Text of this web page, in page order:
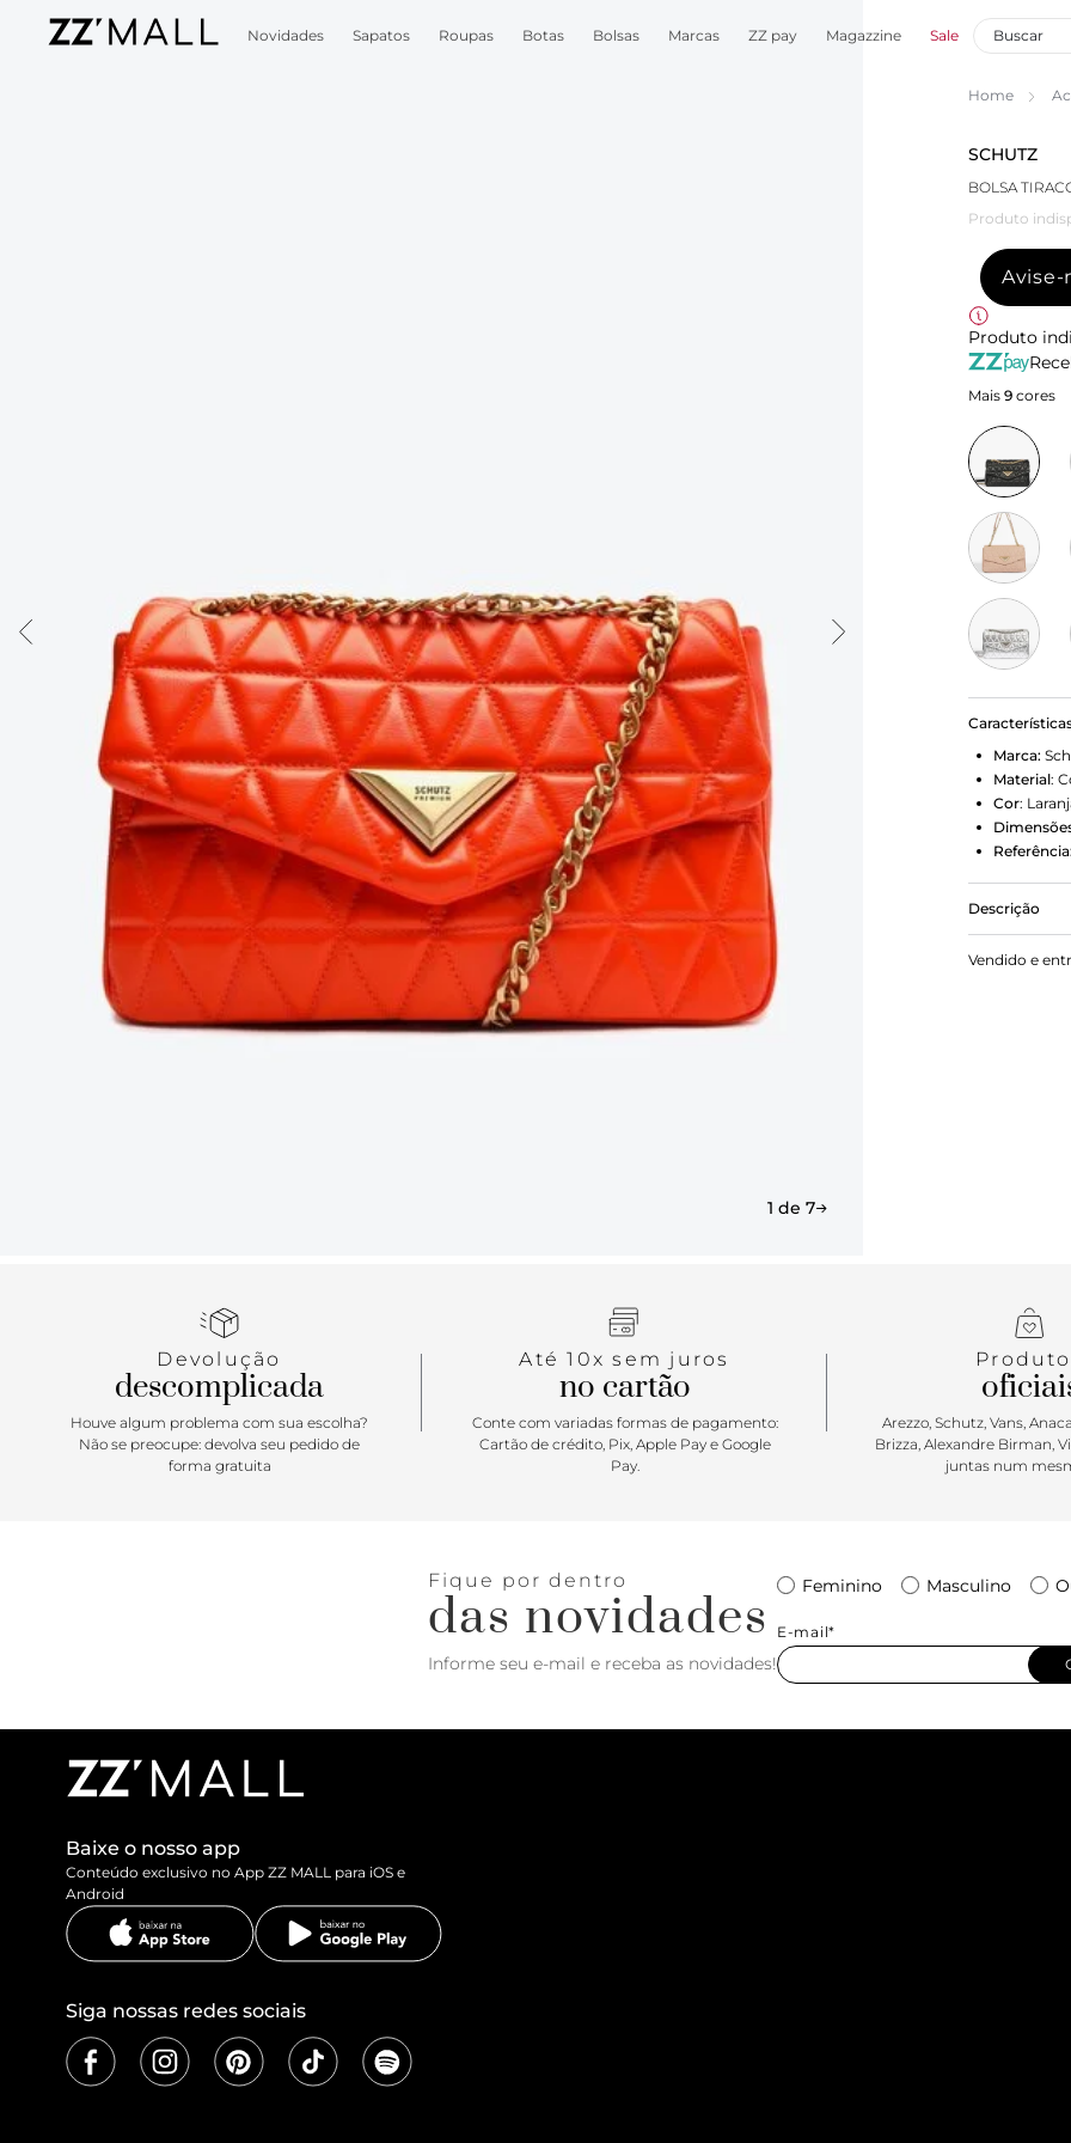
Novidades Sapatos Roupas Botas Bolsas Marcas ZZ pay Magazzine Sale
1 de 7
Home
SCHUTZ
Produto
Avise-
Produto
Mais 9 cores
Marca:
Material:
Cor:
Referência:
Descrição
A bolsa
renovado.
Vendido e
Devolução
descomplicada
Houve algum problema com sua escolha?
Não se preocupe: devolva seu pedido de
forma gratuita
Até 10x sem juros
no cartão
Conte com variadas formas de pagamento:
Cartão de crédito, Pix, Apple Pay e Google
Pay.
Arezzo, Schutz, Vans,
Brizza, Alexandre Birman,
juntas num
Fique por dentro
das novidades
Informe seu e-mail e receba as novidades!
Feminino Masculino
E-mail*
Baixe o nosso app
Conteúdo exclusivo no App ZZ MALL para iOS e
Android
Siga nossas redes sociais